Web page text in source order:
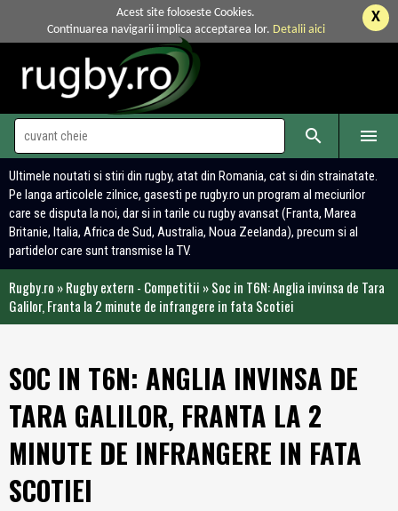
X
Acest site foloseste Cookies.
Continuarea navigarii implica acceptarea lor. Detalii aici
 
Ultimele noutati si stiri din rugby, atat din Romania, cat si din strainatate.
Pe langa articolele zilnice, gasesti pe rugby.ro un program al meciurilor
care se disputa la noi, dar si in tarile cu rugby avansat (Franta, Marea
Britanie, Italia, Africa de Sud, Australia, Noua Zeelanda), precum si al
partidelor care sunt transmise la TV.
Rugby.ro »Rugby extern - Competitii »Soc in T6N: Anglia invinsa de Tara
Galilor, Franta la 2 minute de infrangere in fata Scotiei
SOC IN T6N: ANGLIA INVINSA DE
TARA GALILOR, FRANTA LA 2
MINUTE DE INFRANGERE IN FATA
SCOTIEI